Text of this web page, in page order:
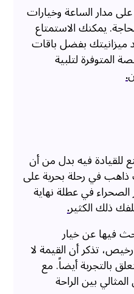
مدار الساعة وخيارات
يمكنك الاستمتاع
ميزانيتك بفضل باقات
المتوفرة لتلبية
.
فيه بدل من أن
في رحلة بحرية على
في عطلة نهاية
ذلك الكثير.
فيها عن خيار
تذكر أن القيمة لا
بالتجربة أيضاً. مع
بين الراحة